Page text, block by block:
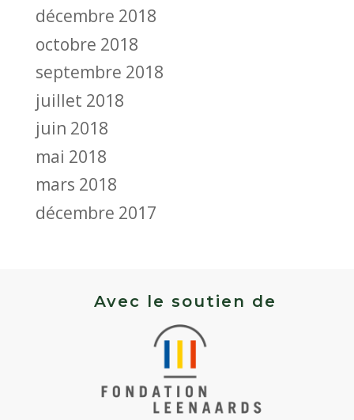
décembre 2018
octobre 2018
septembre 2018
juillet 2018
juin 2018
mai 2018
mars 2018
décembre 2017
Avec le soutien de